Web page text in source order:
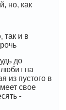
но, как
так и в
до
любит на
из пустого в
свое
-